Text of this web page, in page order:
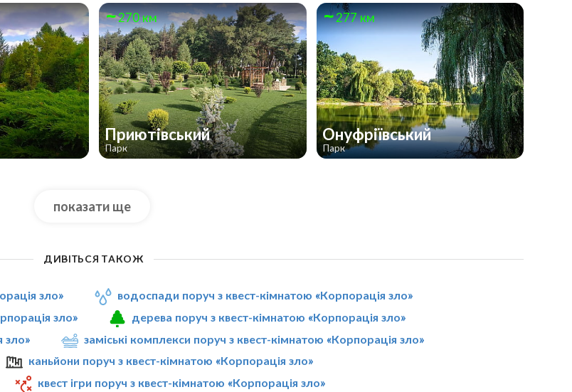
270 км
Приютівський
Парк
277 км
Онуфріївський
Парк
показати ще
ДИВІТЬСЯ ТАКОЖ
зло»
водоспади поруч з квест-кімнатою «Корпорація зло»
зло»
дерева поруч з квест-кімнатою «Корпорація зло»
зло»
заміські комплекси поруч з квест-кімнатою «Корпорація зло»
каньйони поруч з квест-кімнатою «Корпорація зло»
квест ігри поруч з квест-кімнатою «Корпорація зло»